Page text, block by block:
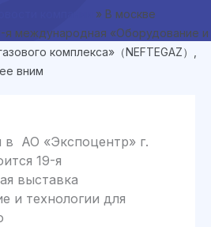
» В москве
я международная «Оборудование и
комплекса»（NEFTEGAZ）,
вним
в АО «Экспоцентр» г.
19-я
выставка
и технологии для